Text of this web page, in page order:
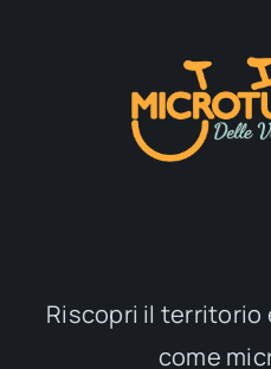
Riscopri il territorio
come